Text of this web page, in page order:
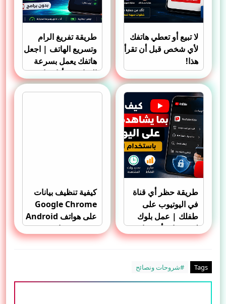
لا تبيع أو تعطي هاتفك
لأي شخص قبل أن تقرأ
هذا!
طريقة تفريغ الرام
وتسريع الهاتف | اجعل
هاتفك يعمل بسرعة
الصاروخ وأداء فائق
دون برامج
طريقة حظر أي قناة
في اليوتيوب على
طفلك | عمل بلوك
لفيديوهات أو قنوات
YouTube باستخدام
كيفية تنظيف بيانات
Google Chrome
على هواتف Android
وتحرير مساحة
التخزين دون حذف
Tags #شروحات ونصائح